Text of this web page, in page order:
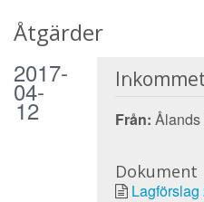
Åtgärder
2017-
04-
12 Från: Ålands
Dokument